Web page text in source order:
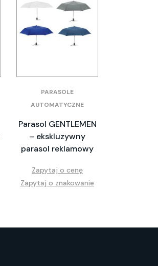
PARASOLE
AUTOMATYCZNE
Parasol GENTLEMEN
– ekskluzywny
parasol reklamowy
Zapytaj o cenę
Zapytaj o znakowanie